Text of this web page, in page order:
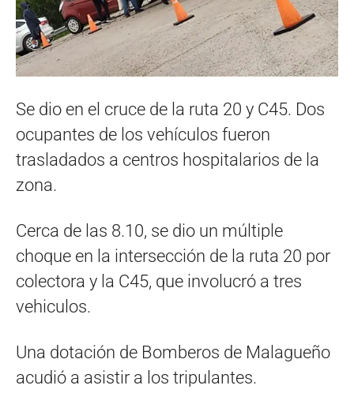
Se dio en el cruce de la ruta 20 y C45. Dos
ocupantes de los vehículos fueron
trasladados a centros hospitalarios de la
zona.
Cerca de las 8.10, se dio un múltiple
choque en la intersección de la ruta 20 por
colectora y la C45, que involucró a tres
vehiculos.
Una dotación de Bomberos de Malagueño
acudió a asistir a los tripulantes.